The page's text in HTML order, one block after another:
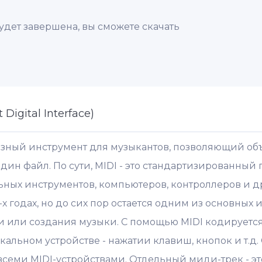
завершена, вы сможете скачать
Digital Interface)
инструмент для музыкантов, позволяющий
файл. По сути, MIDI - это
инструментов, компьютеров, контроллеров и
годах, но до сих пор остается одним из основных
или создания музыки. С помощью MIDI
устройстве - нажатии клавиш, кнопок и т.д.
MIDI-устройствами. Отдельный миди-трек -